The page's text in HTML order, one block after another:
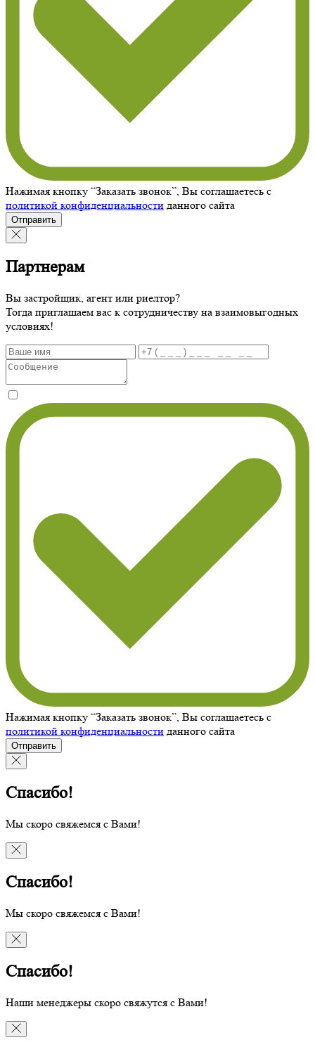
Нажимая кнопку “Заказать звонок”, Вы соглашаетесь с
политикой конфиденциальности данного сайта
Отправить
Партнерам
Вы застройщик, агент или риелтор?
Тогда приглашаем вас к сотрудничеству на взаимовыгодных
условиях!
Нажимая кнопку “Заказать звонок”, Вы соглашаетесь с
политикой конфиденциальности данного сайта
Отправить
Спасибо!
Мы скоро свяжемся с Вами!
Спасибо!
Мы скоро свяжемся с Вами!
Спасибо!
Наши менеджеры скоро свяжутся с Вами!